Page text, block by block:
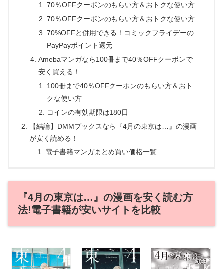
70％OFFクーポンのもらい方＆おトクな使い方
70％OFFクーポンのもらい方＆おトクな使い方
70%OFFと併用できる！コミックフライデーの
PayPayポイント還元
Amebaマンガなら100冊まで40％OFFクーポンで
安く買える！
100冊まで40％OFFクーポンのもらい方＆おト
クな使い方
コインの有効期限は180日
【結論】DMMブックスなら『4月の東京は…』の漫画
が安く読める！
電子書籍マンガまとめ買い価格一覧
『4月の東京は…』の漫画を安く読む方
法!電子書籍が安いサイトを比較